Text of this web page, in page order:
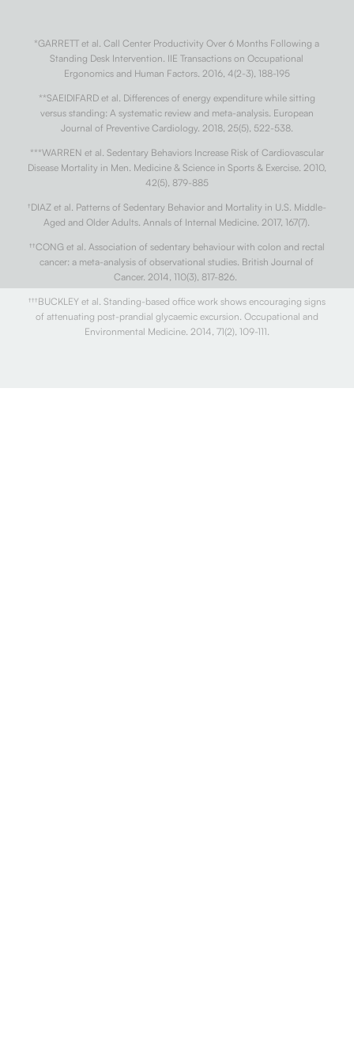
*GARRETT et al. Call Center Productivity Over 6 Months Following a
Standing Desk Intervention. IIE Transactions on Occupational
Ergonomics and Human Factors. 2016, 4(2-3), 188-195
**SAEIDIFARD et al. Differences of energy expenditure while sitting
versus standing: A systematic review and meta-analysis. European
Journal of Preventive Cardiology. 2018, 25(5), 522-538.
***WARREN et al. Sedentary Behaviors Increase Risk of Cardiovascular
Disease Mortality in Men. Medicine & Science in Sports & Exercise. 2010,
42(5), 879-885
†DIAZ et al. Patterns of Sedentary Behavior and Mortality in U.S. Middle-
Aged and Older Adults. Annals of Internal Medicine. 2017, 167(7).
††CONG et al. Association of sedentary behaviour with colon and rectal
cancer: a meta-analysis of observational studies. British Journal of
Cancer. 2014, 110(3), 817-826.
†††BUCKLEY et al. Standing-based office work shows encouraging signs
of attenuating post-prandial glycaemic excursion. Occupational and
Environmental Medicine. 2014, 71(2), 109-111.